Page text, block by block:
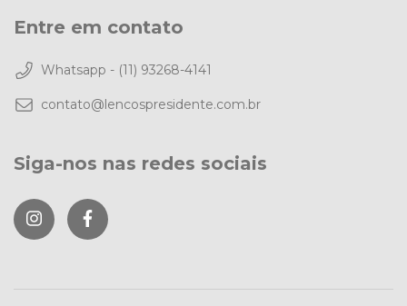
Entre em contato
Whatsapp - (11) 93268-4141
contato@lencospresidente.com.br
Siga-nos nas redes sociais